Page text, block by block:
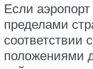
Если
пределами
соответствии
положениями